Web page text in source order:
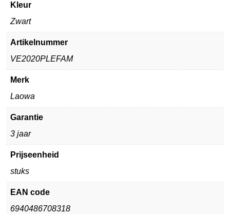
Kleur
Zwart
Artikelnummer
VE2020PLEFAM
Merk
Laowa
Garantie
3 jaar
Prijseenheid
stuks
EAN code
6940486708318